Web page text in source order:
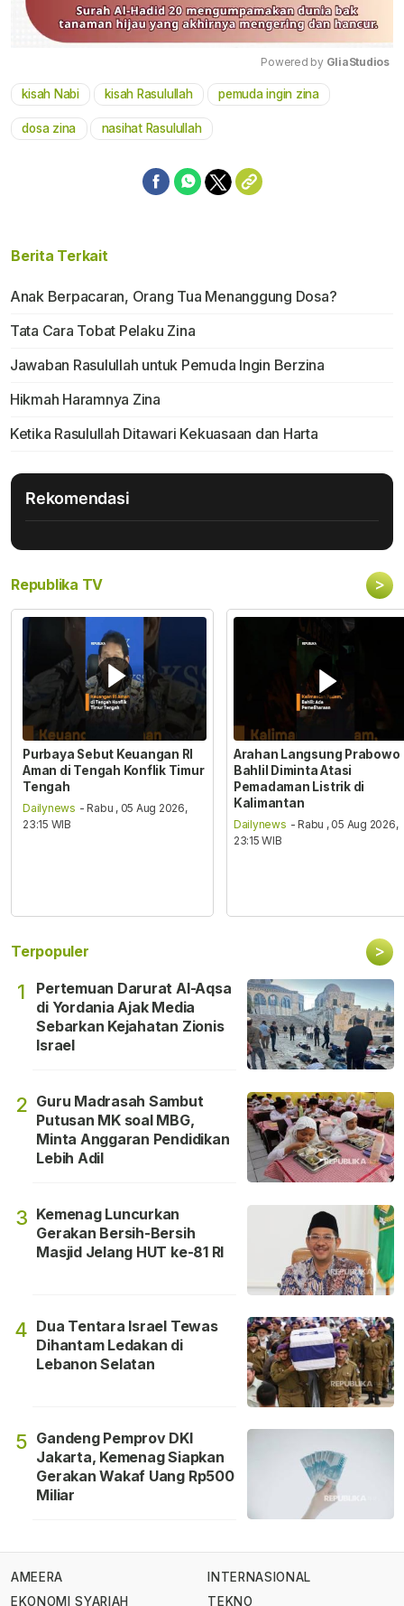
Mute
Powered by GliaStudios
kisah Nabi kisah Rasulullah pemuda ingin zina
dosa zina nasihat Rasulullah
Berita Terkait
Anak Berpacaran, Orang Tua Menanggung Dosa?
Tata Cara Tobat Pelaku Zina
Jawaban Rasulullah untuk Pemuda Ingin Berzina
Hikmah Haramnya Zina
Ketika Rasulullah Ditawari Kekuasaan dan Harta
Rekomendasi
Republika TV >
Purbaya Sebut Keuangan RI
Aman di Tengah Konflik Timur
Tengah
Dailynews - Rabu , 05 Aug 2026,
23:15 WIB
Arahan Langsung Prabowo
Bahlil Diminta Atasi
Pemadaman Listrik di
Kalimantan
Dailynews - Rabu , 05 Aug 2026,
23:15 WIB
Terpopuler >
1
Pertemuan Darurat Al-Aqsa
di Yordania Ajak Media
Sebarkan Kejahatan Zionis
Israel
2 Guru Madrasah Sambut
Putusan MK soal MBG,
Minta Anggaran Pendidikan
Lebih Adil
3 Kemenag Luncurkan
Gerakan Bersih-Bersih
Masjid Jelang HUT ke-81 RI
4 Dua Tentara Israel Tewas
Dihantam Ledakan di
Lebanon Selatan
5 Gandeng Pemprov DKI
Jakarta, Kemenag Siapkan
Gerakan Wakaf Uang Rp500
Miliar
AMEERA
EKONOMI SYARIAH
INTERNASIONAL
TEKNO